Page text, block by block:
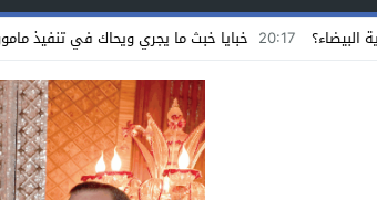
20:17 خبايا خبث ما يجري ويحاك في تنفيذ مامور كرين بارك